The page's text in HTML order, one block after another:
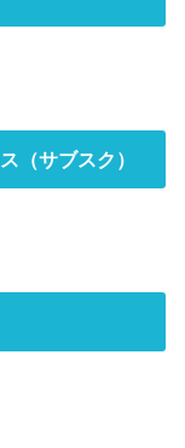
（サブスク）